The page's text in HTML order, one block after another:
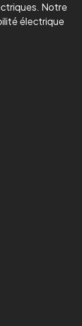
Notre
électrique